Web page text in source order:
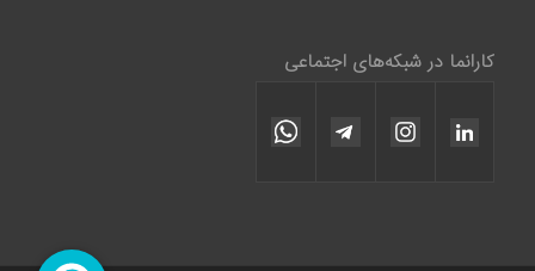
کارانما در شبکه‌های اجتماعی